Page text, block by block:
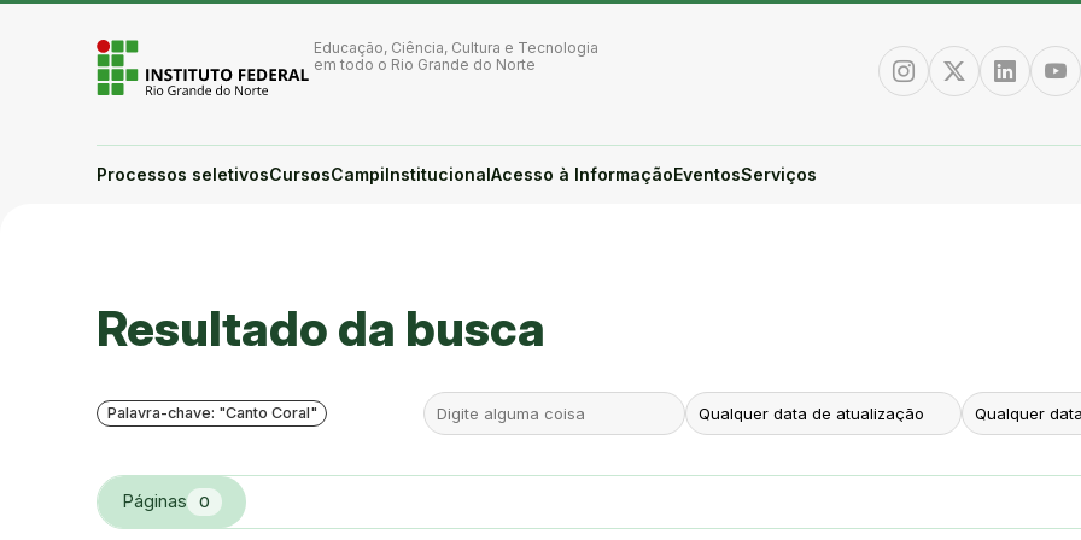
Ir para a página inicial
Ir para a busca
Ir para o menu principal
Ir para o conteúdo
Alto contraste
Login da Área Administrativa
Educação, Ciência, Cultura e Tecnologia
em todo o Rio Grande do Norte
InstagramTwitter/XLinkedin
Processos seletivosCursosCampiInstitucionalAcesso à InformaçãoEventosServiços
Resultado da busca
Palavra-chave: "Canto Coral"
Páginas 0